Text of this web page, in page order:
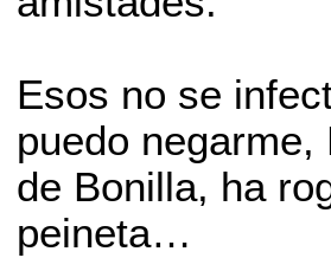
Esos no se
puedo
de Bonilla, ha
peineta…